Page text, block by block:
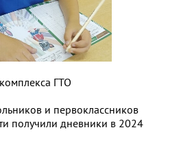
ГТО
и первоклассников
получили дневники в 2024